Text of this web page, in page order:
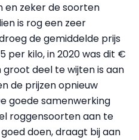
zeker de soorten
is rog een zeer
de gemiddelde prijs
per kilo, in 2020 was dit €
groot deel te wijten is aan
de prijzen opnieuw
goede samenwerking
roggensoorten aan te
doen, draagt bij aan